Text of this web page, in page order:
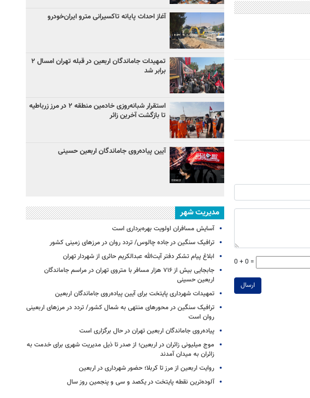
0 + 0 =
ارسال
آغاز احداث پایانه تاکسیرانی مترو ایران‌خودرو
تمهیدات جاماندگان اربعین در قبله تهران امسال ۲
برابر شد
استقرار شبانه‌روزی خادمین منطقه ۲ در مرز زرباطیه
تا بازگشت آخرین زائر
آیین پیاده‌روی جاماندگان اربعین حسینی
مدیریت شهر
آسایش مسافران اولویت بهره‌برداری است
ترافیک سنگین در جاده چالوس/ تردد روان در مرزهای زمینی کشور
ابلاغ پیام تشکر دفتر آیت‌الله عبدالکریم حائری از شهردار تهران
جابجایی بیش از ۷۱۶ هزار مسافر با متروی تهران در مراسم جاماندگان
اربعین حسینی
تمهیدات شهرداری پایتخت برای آیین پیاده‌روی جاماندگان اربعین
ترافیک سنگین در محورهای منتهی به شمال کشور/ تردد در مرزهای اربعینی
روان است
پیاده‌روی جاماندگان اربعین تهران در حال برگزاری است
موج میلیونی زائران در اربعین؛ از صدر تا ذیل مدیریت شهری برای خدمت به
زائران به میدان آمدند
روایت اربعین از مرز تا کربلا؛ حضور شهرداری در اربعین
آلوده‌ترین نقطه پایتخت در یکصد و سی‌ و پنجمین روز سال